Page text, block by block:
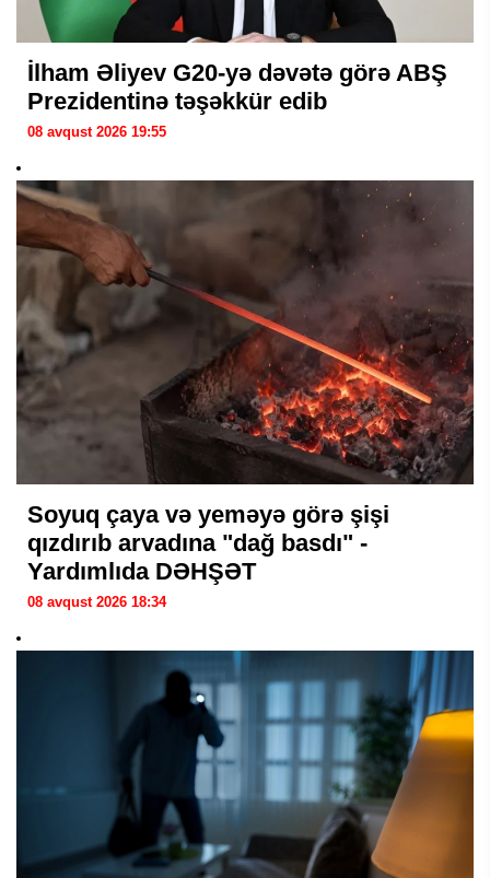
İlham Əliyev G20-yə dəvətə görə ABŞ
Prezidentinə təşəkkür edib
08 avqust 2026 19:55
Soyuq çaya və yeməyə görə şişi
qızdırıb arvadına "dağ basdı" -
Yardımlıda DƏHŞƏT
08 avqust 2026 18:34